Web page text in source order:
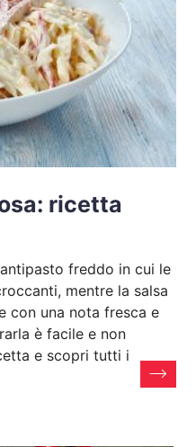
ricetta
freddo in cui le
mentre la salsa
con una nota fresca e
è facile e non
e scopri tutti i